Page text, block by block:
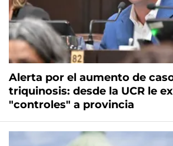
Alerta por el aumento de
triquinosis: desde la UCR le
"controles" a provincia